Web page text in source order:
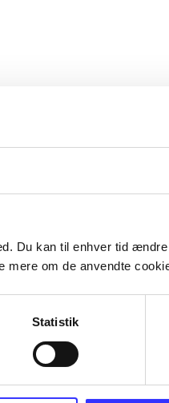
Du kan til enhver tid
om de anvendte
Statistik